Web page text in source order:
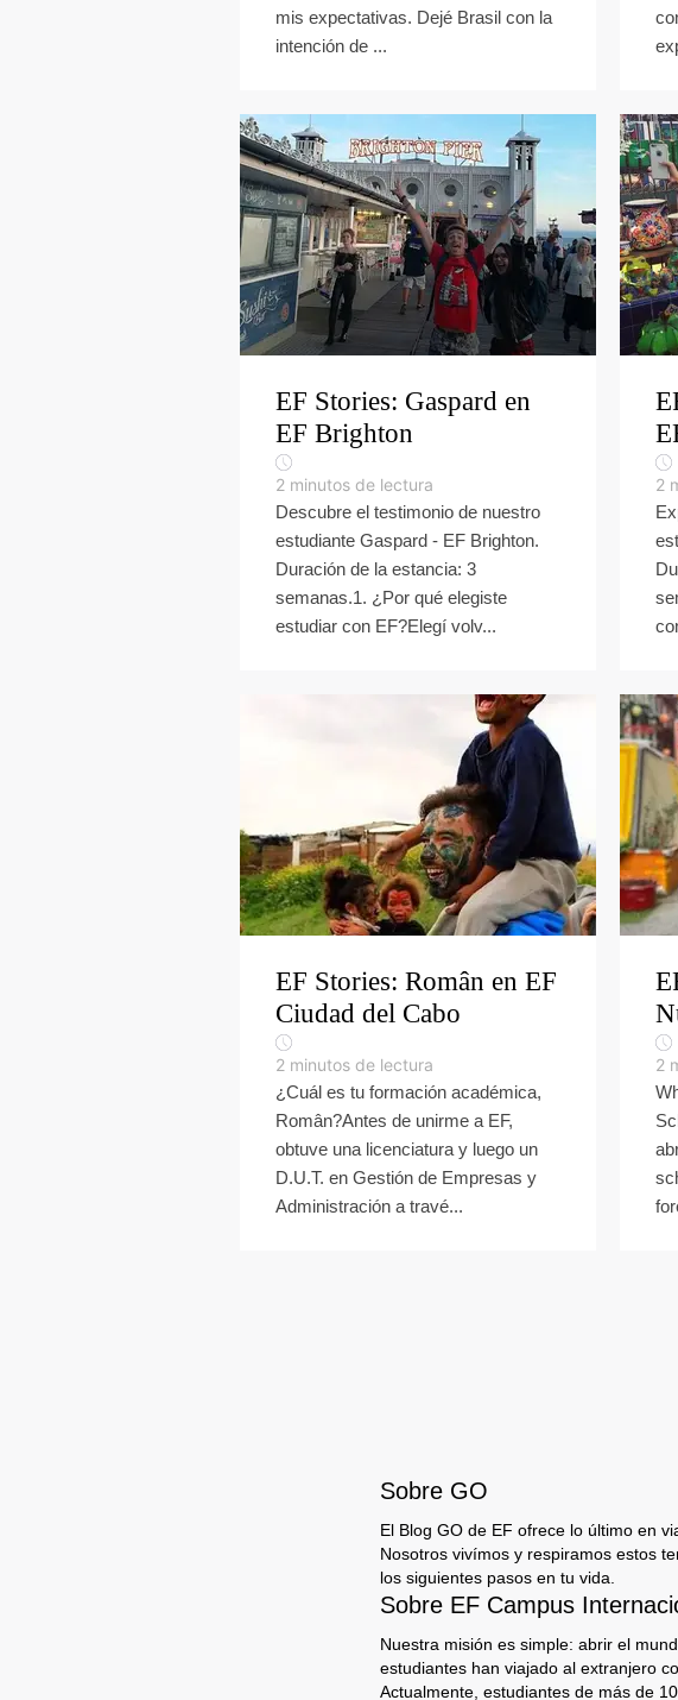
mis expectativas. Dejé Brasil con la
intención de ...
EF Stories: Gaspard en
EF Brighton
2 minutos de lectura
Descubre el testimonio de nuestro
estudiante Gaspard - EF Brighton.
Duración de la estancia: 3
semanas.1. ¿Por qué elegiste
estudiar con EF?Elegí volv...
2
EF Stories: Român en EF
Ciudad del Cabo
2 minutos de lectura
¿Cuál es tu formación académica,
Român?Antes de unirme a EF,
obtuve una licenciatura y luego un
D.U.T. en Gestión de Empresas y
Administración a travé...
2
Sobre GO
El Blog GO de EF ofrece lo último en
Nosotros vivímos y respiramos estos
los siguientes pasos en tu vida.
Sobre EF Campus
Nuestra misión es simple: abrir el
estudiantes han viajado al extranjero
Actualmente, estudiantes de más de